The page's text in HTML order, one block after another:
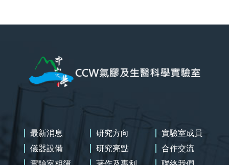
最新消息 研究方向
實驗室成員
儀器設備
研究亮點
合作交流